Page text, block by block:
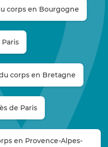
corps en Bourgogne
Paris
corps en Bretagne
de Paris
en Provence-Alpes-